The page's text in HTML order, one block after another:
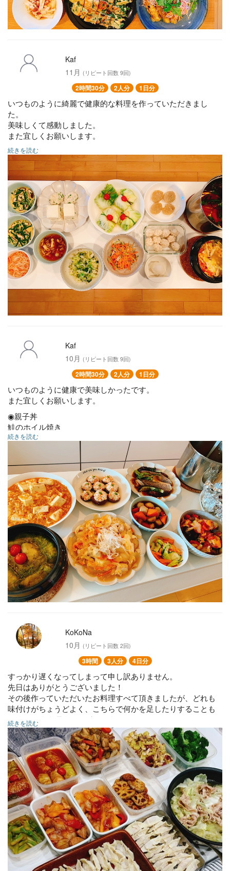
Kaf
11月 (リピート回数 9回)
2時間30分 2人分 1日分
いつものように綺麗で健康的な料理を作っていただきまし
た。
美味しくて感動しました。
また宜しくお願いします。
豆腐とひき肉の重ね蒸し
れんこん餅のみぞれ汁
白身魚の野菜包み
餡掛け茶碗蒸し
サンラータン風
三色なます
野菜の胡麻酢和え
続きを読む
Kaf
10月 (リピート回数 9回)
2時間30分 2人分 1日分
いつものように健康で美味しかったです。
また宜しくお願いします。
◉親子丼
鮭のホイル焼き
◉白身魚煮付け
きのこのヘルシー麻婆豆腐
◉丸ごと椎茸シュウマイ
◉ロールレタス
◉ラタトゥイユ
茄子の煮浸し
◉里芋にっころがし
野菜スープ
野菜の酢の物
◉冷凍可能
続きを読む
KoKoNa
10月 (リピート回数 2回)
3時間 3人分 4日分
すっかり遅くなってしまって申し訳ありません。
先日はありがとうございました！
その後作っていただいたお料理すべて頂きましたが、どれも
味付けがちょうどよく、こちらで何かを足したりすることも
なくそのまま頂くことができました。
どれもとっても美味しかったです。
またぜひお願いしたいと思います！
◉ロールキャベツトマト煮
◉海老チーズ餃子
◉ポトフ
◯酢豚
◉がめ煮
◉キャベツと豚肉の和風煮
◉野菜のオムレツ
◉サツマイモサラダ
・蓮根の甘酢炒め
・ブロッコリーボイル
・ブロッコリー茎メンマ
続きを読む